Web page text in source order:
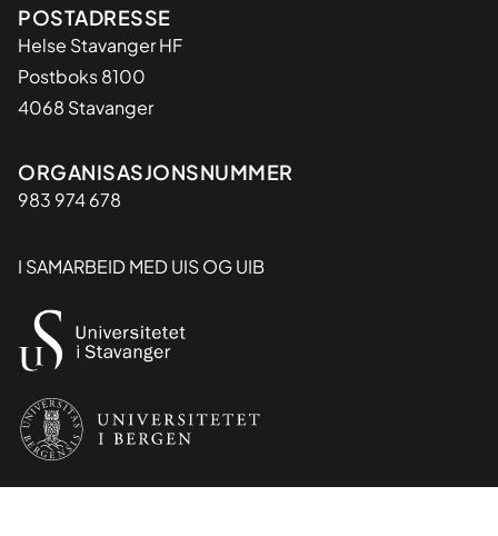
Adresse
POSTADRESSE
Helse Stavanger HF
Postboks 8100
4068 Stavanger
Organisasjon
ORGANISASJONSNUMMER
983 974 678
I SAMARBEID MED UIS OG UIB